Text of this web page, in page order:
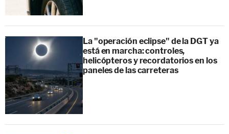
La "operación eclipse" de la DGT ya
está en marcha: controles,
helicópteros y recordatorios en los
paneles de las carreteras